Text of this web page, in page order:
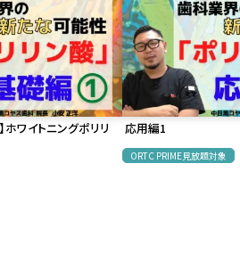
ホワイトニングポリリ
応用編1
ORTC PRIME見放題対象